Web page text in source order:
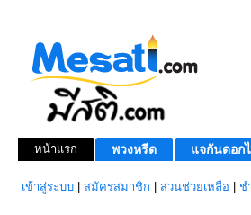
หน้าแรก พวงหรีด แจกันดอก
เข้าสู่ระบบ สมัครสมาชิก ส่วนช่วยเหลือ ช